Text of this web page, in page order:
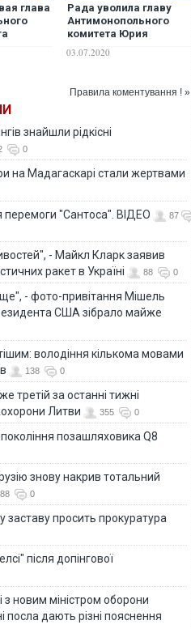
глава
семьи
Рада уволила главу
Антимонопольного
комитета Юрия
03.07.2020
Правила коментування ! »
знайшли рідкісні
0
на Мадагаскарі стали жертвами
перемоги "Сантоса". ВІДЕО
87
- Майкл Кларк заявив
ракет в Україні
88 0
- фото-привітання Мішель
США зібрало майже
володіння кількома мовами
138 0
третій за останні тижні
Литви
355 0
позашляховика Q8
знову накрив тотальний
88 0
заставу просить прокуратура
після допінгової
з новим міністром оборони
посла дають різні пояснення